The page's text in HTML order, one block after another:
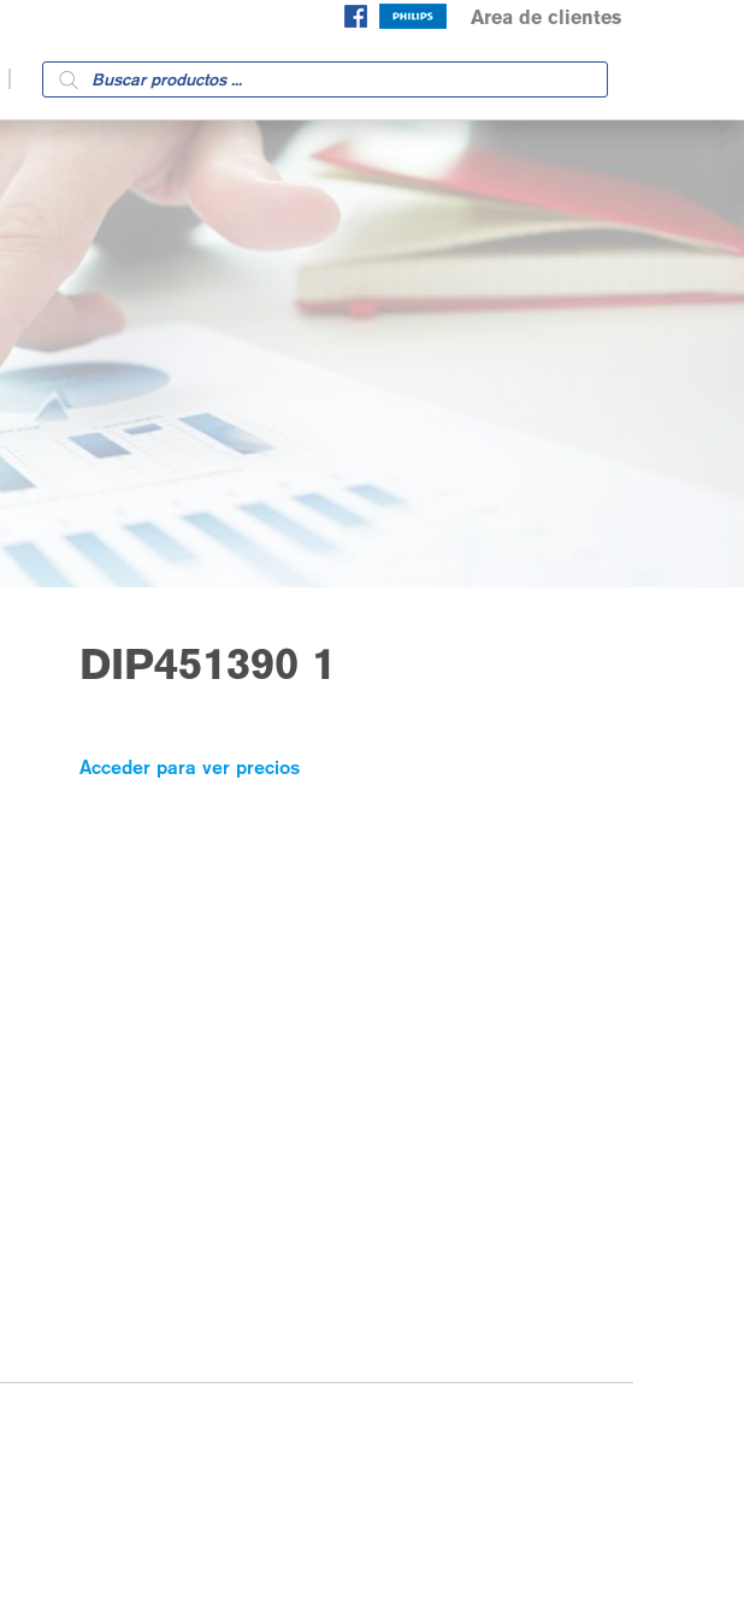
Area de clientes
Products
search
DIP451390 1
Acceder para ver precios